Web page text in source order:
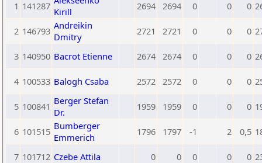
1 141287 Kirill
2694 2694 0 0 0
2 146793 Andreikin
Dmitry
2721 2721 0 0 0
3 140950 Bacrot Etienne 2674 2674 0 0 0
4 100533 Balogh Csaba 2572 2572 0 0 0
5 100841 Berger Stefan
Dr.
1959 1959 0 0 0
6 101515 Bumberger
Emmerich
1796 1797 -1 2 0,5
7 101712 Czebe Attila 0 0 0 0 0